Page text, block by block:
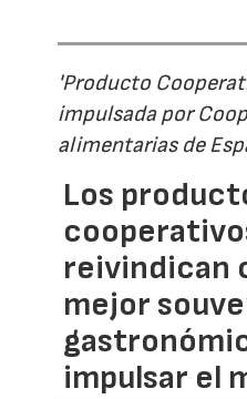
'Producto
impulsada por
alimentarias de
Los
reivindican
mejor
impulsar el